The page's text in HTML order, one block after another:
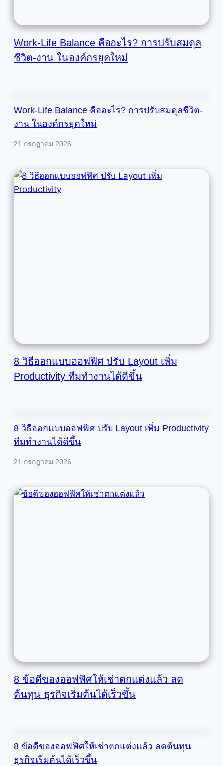
Work-Life Balance คืออะไร? การปรับสมดุล
ชีวิต-งาน ในองค์กรยุคใหม่
Work-Life Balance คืออะไร? การปรับสมดุลชีวิต-
งาน ในองค์กรยุคใหม่
21 กรกฎาคม 2026
8 วิธีออกแบบออฟฟิศ ปรับ Layout เพิ่ม
Productivity ทีมทำงานได้ดีขึ้น
8 วิธีออกแบบออฟฟิศ ปรับ Layout เพิ่ม Productivity
ทีมทำงานได้ดีขึ้น
21 กรกฎาคม 2026
8 ข้อดีของออฟฟิศให้เช่าตกแต่งแล้ว ลด
ต้นทุน ธุรกิจเริ่มต้นได้เร็วขึ้น
8 ข้อดีของออฟฟิศให้เช่าตกแต่งแล้ว ลดต้นทุน
ธุรกิจเริ่มต้นได้เร็วขึ้น